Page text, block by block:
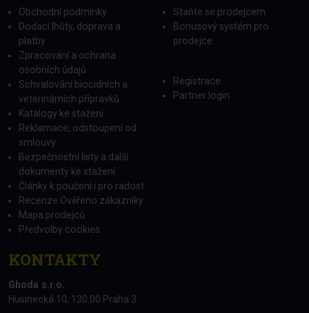
Obchodní podmínky
Dodací lhůty, doprava a
platby
Zpracování a ochrana
osobních údajů
Schvalování biocidních a
veterinárních přípravků
Katalogy ke stažení
Reklamace, odstoupení od
smlouvy
Bezpečnostní listy a další
dokumenty ke stažení
Články k poučení i pro radost
Recenze Ověřeno zákazníky
Mapa prodejců
Předvolby cookies
Staňte se prodejcem
Bonusový systém pro
prodejce
Registrace
Partner login
KONTAKTY
Ghoda s.r.o.
Husinecká 10, 130 00 Praha 3